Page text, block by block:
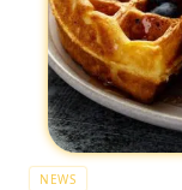
NEWS